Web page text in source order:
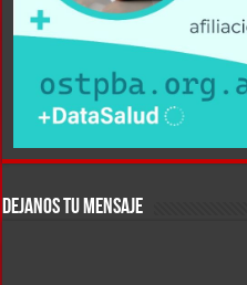
DEJANOS TU MENSAJE